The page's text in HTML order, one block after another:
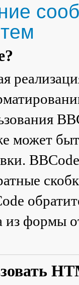
может
из формы